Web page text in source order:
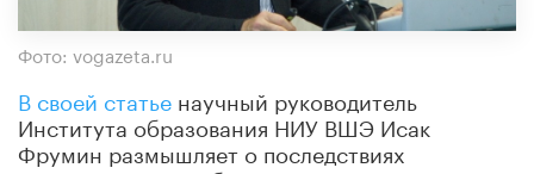
Фото: vogazeta.ru
В своей статье научный руководитель
Института образования НИУ ВШЭ Исак
Фрумин размышляет о последствиях